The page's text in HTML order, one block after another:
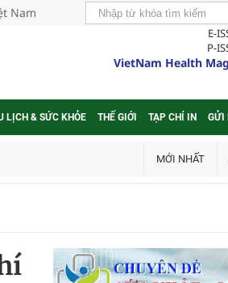
Nam
E-
P-
VietNam Health
LỊCH & SỨC KHỎE THẾ GIỚI TẠP CHÍ IN GỬI
MỚI NHẤT